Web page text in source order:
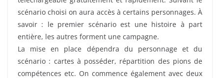
scénario choisi on aura accès à certains personnages. À
savoir : le premier scénario est une histoire à part
entière, les autres forment une campagne.
La mise en place dépendra du personnage et du
scénario : cartes à posséder, répartition des pions de
compétences etc. On commence également avec deux